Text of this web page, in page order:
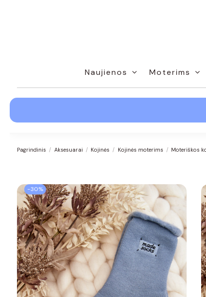
Naujienos Moterims
Pagrindinis Aksesuarai Kojinės Kojinės moterims Moteriškos
−30%